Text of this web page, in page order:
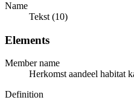
Name
Tekst (10)
Elements
Member name
Herkomst aandeel habitat
Definition